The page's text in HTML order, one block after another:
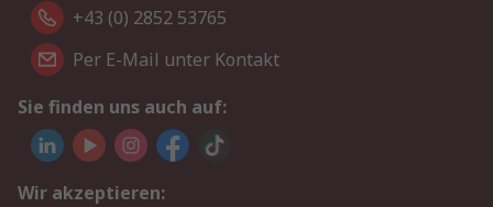
+43 (0) 2852 53765
Per E-Mail unter Kontakt
Sie finden uns auch auf:
Wir akzeptieren: